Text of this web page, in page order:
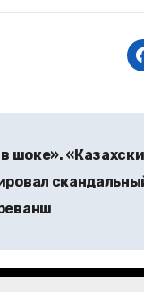
шоке».